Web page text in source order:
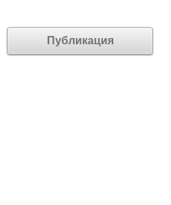
Публикация